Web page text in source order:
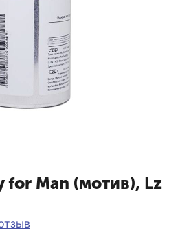
for Man (мотив), Lz